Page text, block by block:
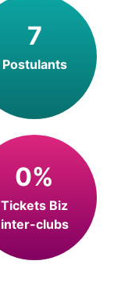
7
Postulants
0%
Tickets Biz
inter-clubs